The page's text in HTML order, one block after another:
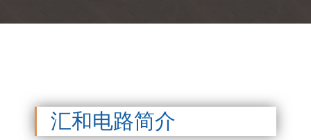
汇和电路简介